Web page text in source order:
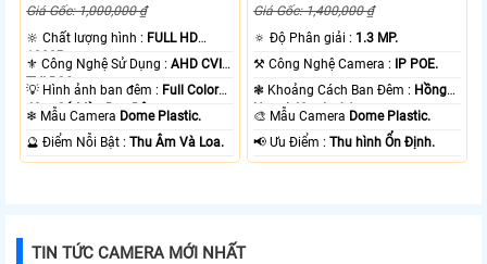
Giá Gốc: 1,000,000 ₫
🔆 Chất lượng hình : FULL HD
1080P .
⚜️ Công Nghệ Sử Dụng :AHD CVI
TVI BCS.
💡 Hình ảnh ban đêm : Full Color
40m Có Màu Ban Ðêm.
❄ Mẫu Camera Dome Plastic.
️🔮 Điểm Nỗi Bật :Thu Âm Và Loa.
Giá Gốc: 1,400,000 ₫
🔅 Độ Phân giải : 1.3 MP.
⚒ Công Nghệ Camera : IP POE.
❃ Khoảng Cách Ban Đêm : Hồng
Ngoại 40m Led Array.
🎨 Mẫu Camera Dome Plastic.
️📢 Ưu Điểm :Thu hình Ổn Định.
TIN TỨC CAMERA MỚI NHẤT